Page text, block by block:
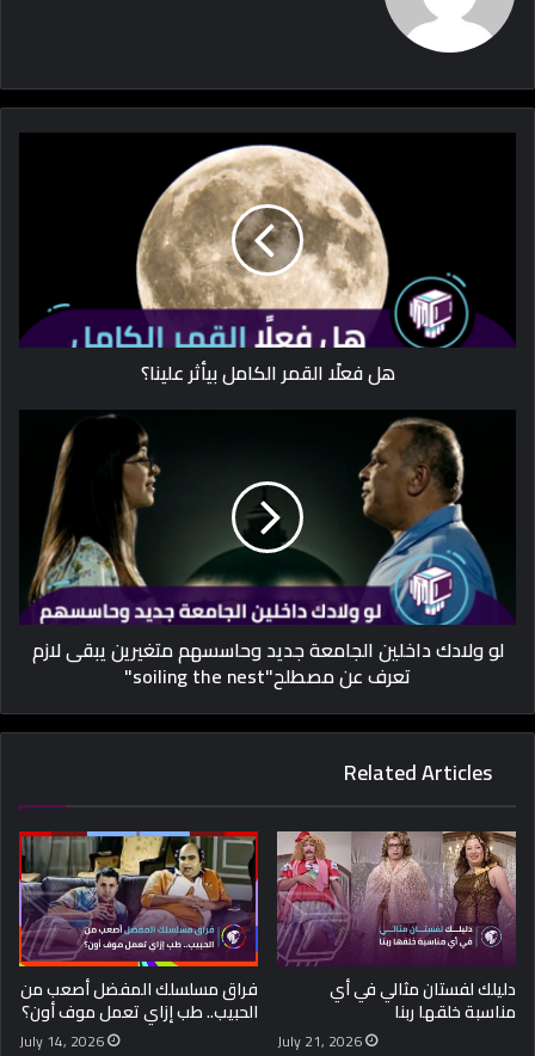
هل فعلًا القمر الكامل بيأثر علينا؟
لو ولادك داخلين الجامعة جديد وحاسسهم متغيرين يبقى لازم
تعرف عن مصطلح"soiling the nest"
Related Articles
دليلك لفستان مثالي في أي
مناسبة خلقها ربنا
July 21, 2026
فراق مسلسلك المفضل أصعب من
الحبيب.. طب إزاي تعمل موف أون؟
July 14, 2026